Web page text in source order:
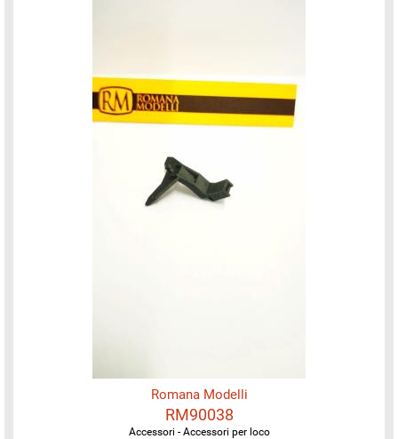
Romana Modelli
RM90038
Accessori - Accessori per loco